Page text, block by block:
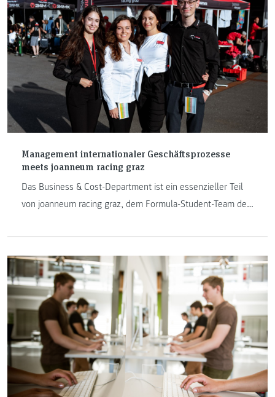
Management internationaler Geschäftsprozesse
meets joanneum racing graz
Das Business & Cost-Department ist ein essenzieller Teil
von joanneum racing graz, dem Formula-Student-Team der
Petra Hasler erzählen von ihren Erlebnissen und
Eindrücken aus der vergangenen Saison.